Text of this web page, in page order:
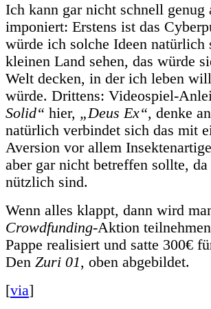
Ich kann gar nicht schnell
imponiert: Erstens ist das
würde ich solche Ideen natürlich
kleinen Land sehen, das würde
Welt decken, in der ich leben
würde. Drittens: Videospiel-
Solid“ hier, „Deus Ex“, denke
natürlich verbindet sich das mit
Aversion vor allem
aber gar nicht betreffen sollte,
nützlich sind.
Wenn alles klappt, dann wird
Crowdfunding-Aktion
Pappe realisiert und satte 300€
Den Zuri 01, oben abgebildet.
[via]